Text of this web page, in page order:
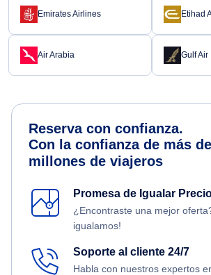
Emirates Airlines Etihad
Air Arabia Gulf Air
Reserva con confianza.
Con la confianza de más
millones de viajeros
Promesa de Igualar
¿Encontraste una mejor
igualamos!
Soporte al cliente 24/7
Habla con nuestros expertos